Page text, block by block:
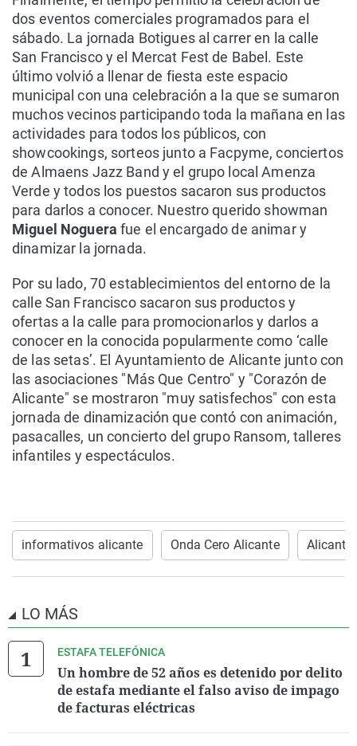
dos eventos comerciales programados para el
sábado. La jornada Botigues al carrer en la calle
San Francisco y el Mercat Fest de Babel. Este
último volvió a llenar de fiesta este espacio
municipal con una celebración a la que se sumaron
muchos vecinos participando toda la mañana en las
actividades para todos los públicos, con
showcookings, sorteos junto a Facpyme, conciertos
de Almaens Jazz Band y el grupo local Amenza
Verde y todos los puestos sacaron sus productos
para darlos a conocer. Nuestro querido showman
Miguel Noguerafue el encargado de animar y
dinamizar la jornada.
Por su lado, 70 establecimientos del entorno de la
calle San Francisco sacaron sus productos y
ofertas a la calle para promocionarlos y darlos a
conocer en la conocida popularmente como ‘calle
de las setas’. El Ayuntamiento de Alicante junto con
las asociaciones "Más Que Centro" y "Corazón de
Alicante" se mostraron "muy satisfechos" con esta
jornada de dinamización que contó con animación,
pasacalles, un concierto del grupo Ransom, talleres
infantiles y espectáculos.
informativos alicante Onda Cero Alicante Alicante
LO MÁS
ESTAFA TELEFÓNICA
Un hombre de 52 años es detenido por delito
de estafa mediante el falso aviso de impago
de facturas eléctricas